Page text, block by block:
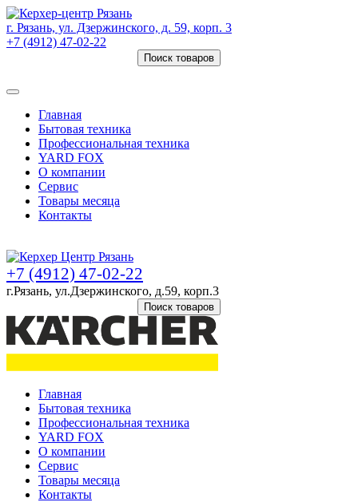
г. Рязань, ул. Дзержинского, д. 59, корп. 3
+7 (4912) 47-02-22
Поиск товаров
Главная
Бытовая техника
Профессиональная техника
YARD FOX
О компании
Сервис
Товары месяца
Контакты
+7 (4912) 47-02-22
г.Рязань, ул.Дзержинского, д.59, корп.3
Поиск товаров
Главная
Бытовая техника
Профессиональная техника
YARD FOX
О компании
Сервис
Товары месяца
Контакты